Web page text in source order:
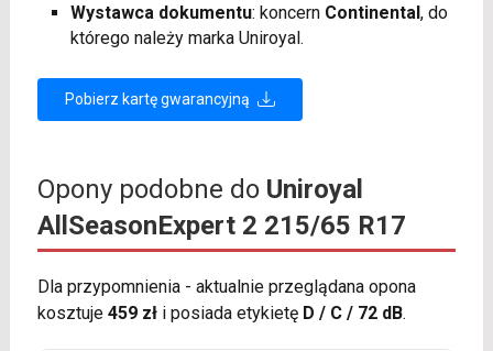
Wystawca dokumentu: koncern Continental, do
którego należy marka Uniroyal.
Pobierz kartę gwarancyjną
Opony podobne do Uniroyal
AllSeasonExpert 2 215/65 R17
Dla przypomnienia - aktualnie przeglądana opona
kosztuje 459 złi posiada etykietę D / C / 72 dB.